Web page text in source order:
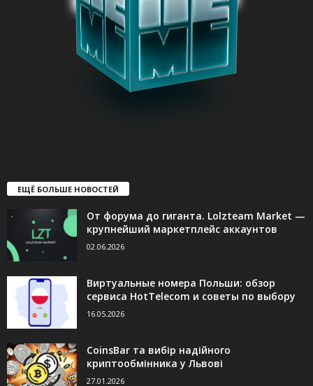
ЕЩЁ БОЛЬШЕ НОВОСТЕЙ
От форума до гиганта. Lolzteam Market —
крупнейший маркетплейс аккаунтов
02.06.2026
Виртуальные номера Польши: обзор
сервиса HotTelecom и советы по выбору
16.05.2026
CoinsBar та вибір надійного
криптообмінника у Львові
27.01.2026